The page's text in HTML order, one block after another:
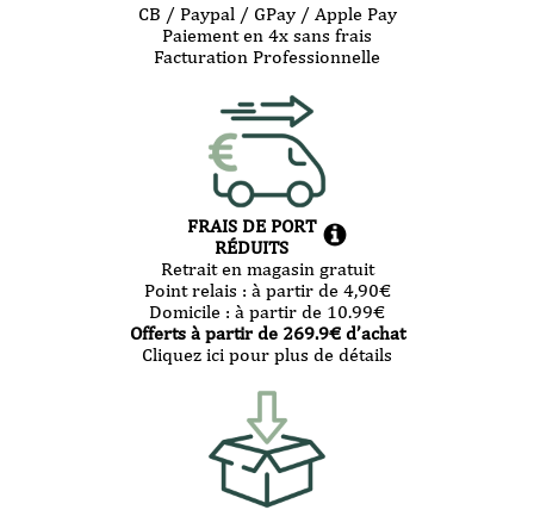
CB / Paypal / GPay / Apple Pay
Paiement en 4x sans frais
Facturation Professionnelle
FRAIS DE PORT
RÉDUITS
Retrait en magasin gratuit
Point relais : à partir de 4,90€
Domicile : à partir de 10.99€
Offerts à partir de 269.9€ d’achat
Cliquez ici pour plus de détails